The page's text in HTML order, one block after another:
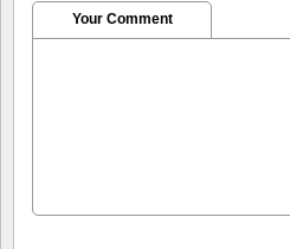
Your Comment